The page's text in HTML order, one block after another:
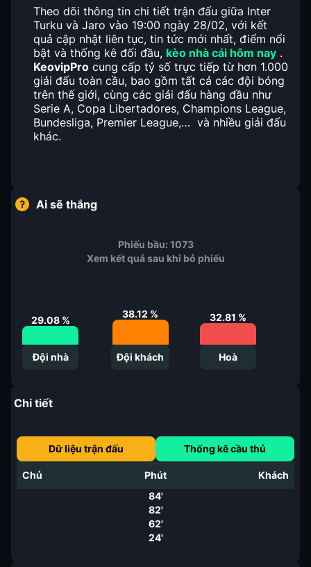
Theo dõi thông tin chi tiết trận đấu giữa Inter
Turku và Jaro vào 19:00 ngày 28/02, với kết
quả cập nhật liên tục, tin tức mới nhất, điểm nổi
bật và thống kê đối đầu, kèo nhà cái hôm nay .
KeovipPro cung cấp tỷ số trực tiếp từ hơn 1.000
giải đấu toàn cầu, bao gồm tất cả các đội bóng
trên thế giới, cùng các giải đấu hàng đầu như
Serie A, Copa Libertadores, Champions League,
Bundesliga, Premier League,… và nhiều giải đấu
khác.
Ai sẽ thắng
Phiếu bầu:1073
Xem kết quả sau khi bỏ phiếu
29.08%
Đội nhà
38.12 %
Đội khách
32.81 %
Hoà
Chi tiết
Dữ liệu trận đấu Thống kê cầu thủ
Chủ Phút
Khách
84'
82'
62'
24'